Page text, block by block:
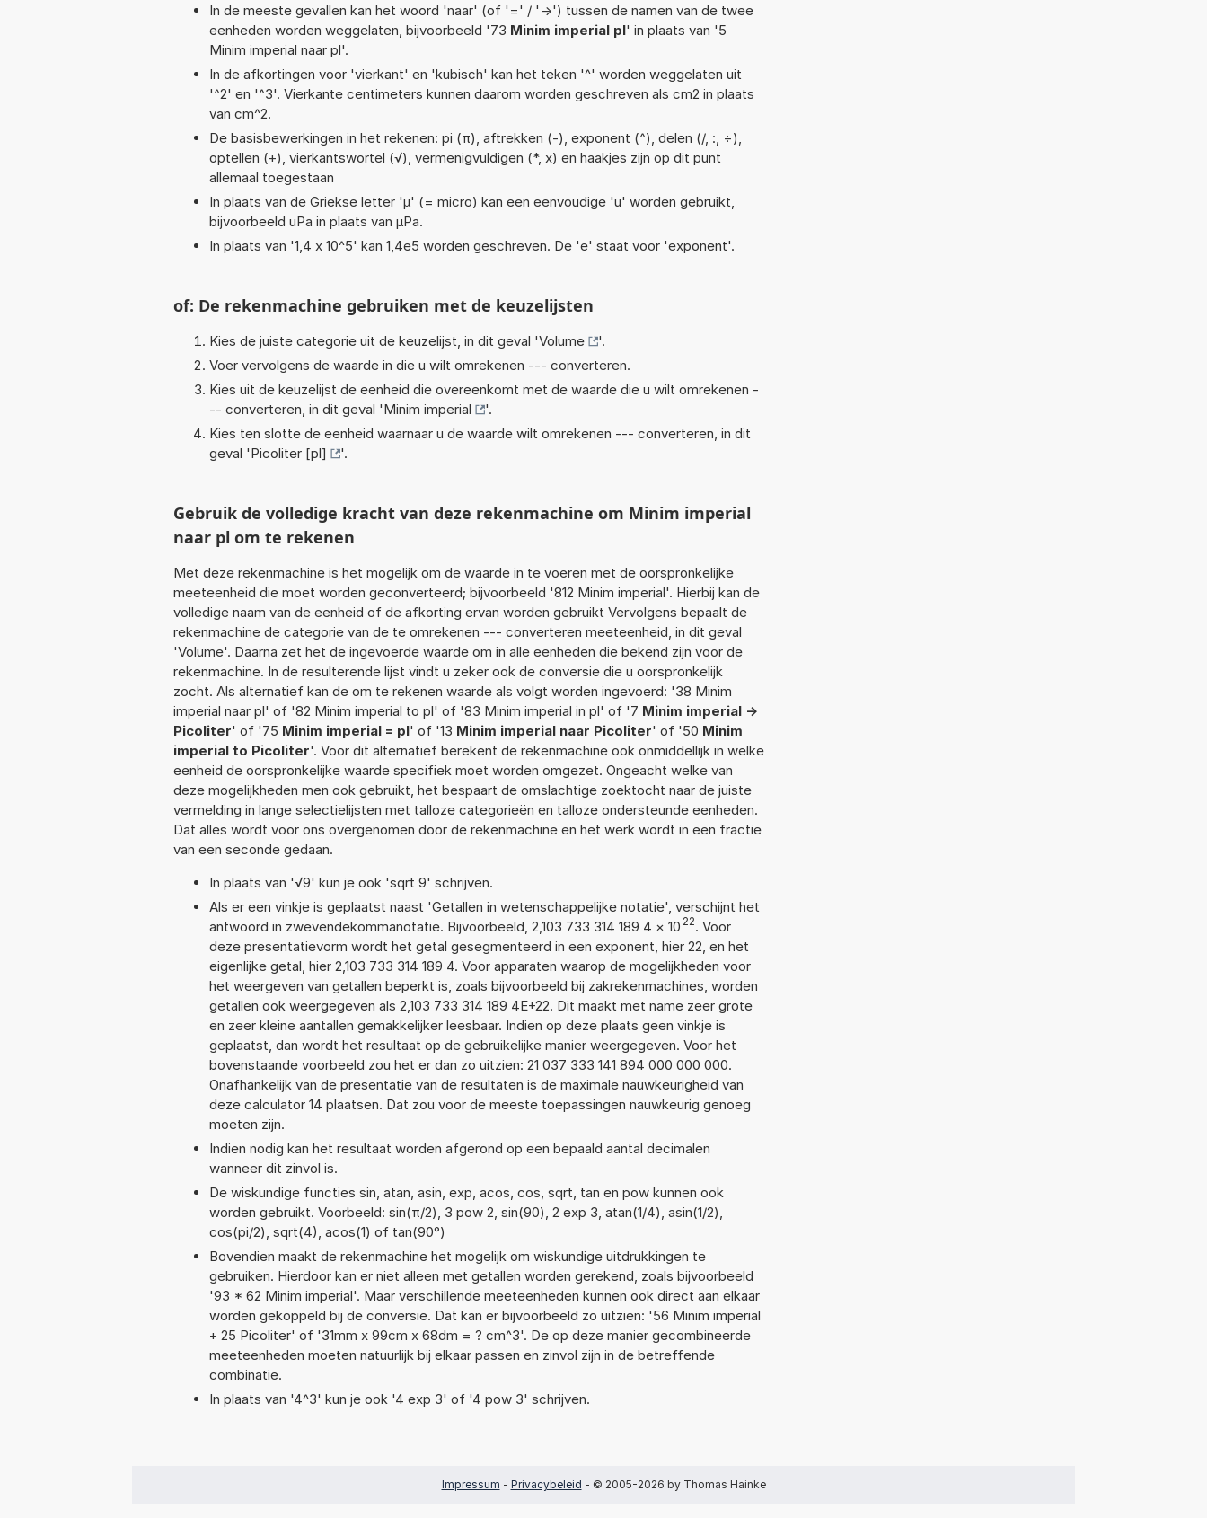
In de meeste gevallen kan het woord 'naar' (of '=' / '->') tussen de namen van de twee
eenheden worden weggelaten, bijvoorbeeld '73 Minim imperial pl' in plaats van '5
Minim imperial naar pl'.
In de afkortingen voor 'vierkant' en 'kubisch' kan het teken '^' worden weggelaten uit
'^2' en '^3'. Vierkante centimeters kunnen daarom worden geschreven als cm2 in plaats
van cm^2.
De basisbewerkingen in het rekenen: pi (π), aftrekken (-), exponent (^), delen (/, :, ÷),
optellen (+), vierkantswortel (√), vermenigvuldigen (*, x) en haakjes zijn op dit punt
allemaal toegestaan
In plaats van de Griekse letter 'µ' (= micro) kan een eenvoudige 'u' worden gebruikt,
bijvoorbeeld uPa in plaats van µPa.
In plaats van '1,4 x 10^5' kan 1,4e5 worden geschreven. De 'e' staat voor 'exponent'.
of: De rekenmachine gebruiken met de keuzelijsten
Kies de juiste categorie uit de keuzelijst, in dit geval 'Volume
'.
Voer vervolgens de waarde in die u wilt omrekenen --- converteren.
Kies uit de keuzelijst de eenheid die overeenkomt met de waarde die u wilt omrekenen -
-- converteren, in dit geval 'Minim imperial
'.
Kies ten slotte de eenheid waarnaar u de waarde wilt omrekenen --- converteren, in dit
geval 'Picoliter [pl] '.
Gebruik de volledige kracht van deze rekenmachine om Minim imperial
naar pl om te rekenen
Met deze rekenmachine is het mogelijk om de waarde in te voeren met de oorspronkelijke
meeteenheid die moet worden geconverteerd; bijvoorbeeld '812 Minim imperial'. Hierbij kan de
volledige naam van de eenheid of de afkorting ervan worden gebruikt Vervolgens bepaalt de
rekenmachine de categorie van de te omrekenen --- converteren meeteenheid, in dit geval
'Volume'. Daarna zet het de ingevoerde waarde om in alle eenheden die bekend zijn voor de
rekenmachine. In de resulterende lijst vindt u zeker ook de conversie die u oorspronkelijk
zocht. Als alternatief kan de om te rekenen waarde als volgt worden ingevoerd: '38 Minim
imperial naar pl' of '82 Minim imperial to pl' of '83 Minim imperial in pl' of '7 Minim imperial ->
Picoliter' of '75 Minim imperial = pl' of '13 Minim imperial naar Picoliter' of '50 Minim
imperial to Picoliter'. Voor dit alternatief berekent de rekenmachine ook onmiddellijk in welke
eenheid de oorspronkelijke waarde specifiek moet worden omgezet. Ongeacht welke van
deze mogelijkheden men ook gebruikt, het bespaart de omslachtige zoektocht naar de juiste
vermelding in lange selectielijsten met talloze categorieën en talloze ondersteunde eenheden.
Dat alles wordt voor ons overgenomen door de rekenmachine en het werk wordt in een fractie
van een seconde gedaan.
In plaats van '√9' kun je ook 'sqrt 9' schrijven.
Als er een vinkje is geplaatst naast 'Getallen in wetenschappelijke notatie', verschijnt het
antwoord in zwevendekommanotatie. Bijvoorbeeld, 2,103 733 314 189 4 × 10 22. Voor
deze presentatievorm wordt het getal gesegmenteerd in een exponent, hier 22, en het
eigenlijke getal, hier 2,103 733 314 189 4. Voor apparaten waarop de mogelijkheden voor
het weergeven van getallen beperkt is, zoals bijvoorbeeld bij zakrekenmachines, worden
getallen ook weergegeven als 2,103 733 314 189 4E+22. Dit maakt met name zeer grote
en zeer kleine aantallen gemakkelijker leesbaar. Indien op deze plaats geen vinkje is
geplaatst, dan wordt het resultaat op de gebruikelijke manier weergegeven. Voor het
bovenstaande voorbeeld zou het er dan zo uitzien: 21 037 333 141 894 000 000 000.
Onafhankelijk van de presentatie van de resultaten is de maximale nauwkeurigheid van
deze calculator 14 plaatsen. Dat zou voor de meeste toepassingen nauwkeurig genoeg
moeten zijn.
Indien nodig kan het resultaat worden afgerond op een bepaald aantal decimalen
wanneer dit zinvol is.
De wiskundige functies sin, atan, asin, exp, acos, cos, sqrt, tan en pow kunnen ook
worden gebruikt. Voorbeeld: sin(π/2), 3 pow 2, sin(90), 2 exp 3, atan(1/4), asin(1/2),
cos(pi/2), sqrt(4), acos(1) of tan(90°)
Bovendien maakt de rekenmachine het mogelijk om wiskundige uitdrukkingen te
gebruiken. Hierdoor kan er niet alleen met getallen worden gerekend, zoals bijvoorbeeld
'93 * 62 Minim imperial'. Maar verschillende meeteenheden kunnen ook direct aan elkaar
worden gekoppeld bij de conversie. Dat kan er bijvoorbeeld zo uitzien: '56 Minim imperial
+ 25 Picoliter' of '31mm x 99cm x 68dm = ? cm^3'. De op deze manier gecombineerde
meeteenheden moeten natuurlijk bij elkaar passen en zinvol zijn in de betreffende
combinatie.
In plaats van '4^3' kun je ook '4 exp 3' of '4 pow 3' schrijven.
Impressum - Privacybeleid - © 2005-2026 by Thomas Hainke